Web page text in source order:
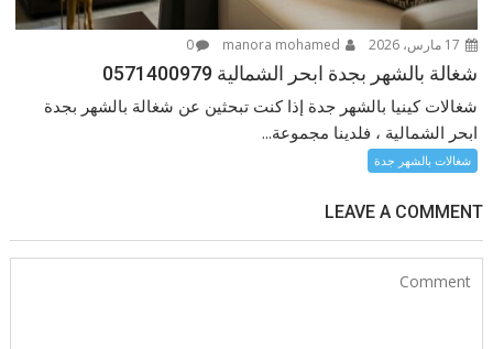
0
شغالة بالشهر بجدة ابحر الشمالية 0571400979
شغالات كينيا بالشهر جدة إذا كنت تبحثين عن شغالة بالشهر بجدة
ابحر الشمالية ، فلدينا مجموعة...
شغالات بالشهر جدة
LEAVE A COMMENT